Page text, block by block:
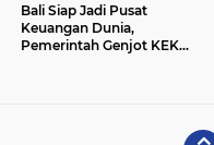
Bali Siap Jadi Pusat
Keuangan Dunia,
Pemerintah Genjot KEK